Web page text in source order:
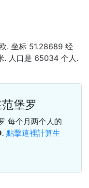
. 坐标 51.28689 经
. 人口是 65034 个人.
堡罗
每个月两个人的
. 點擊這裡計算生